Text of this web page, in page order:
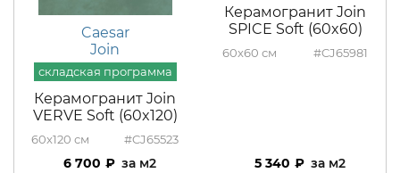
Caesar
Join
Керамогранит Join
VERVE Soft (60x120)
60x120 #CJ65523
6 700 м2
Керамогранит Join
SPICE Soft (60x60)
60x60 #CJ65981
5 340 м2